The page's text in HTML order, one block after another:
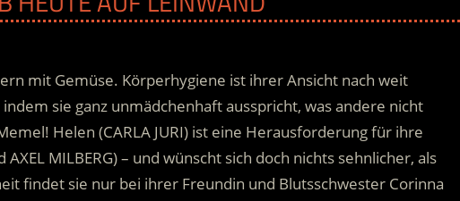
mit Gemüse. Körperhygiene ist ihrer Ansicht nach weit
sie ganz unmädchenhaft ausspricht, was andere nicht
Helen (CARLA JURI) ist eine Herausforderung für ihre
AXEL MILBERG) – und wünscht sich doch nichts sehnlicher, als
findet sie nur bei ihrer Freundin und Blutsschwester Corinna